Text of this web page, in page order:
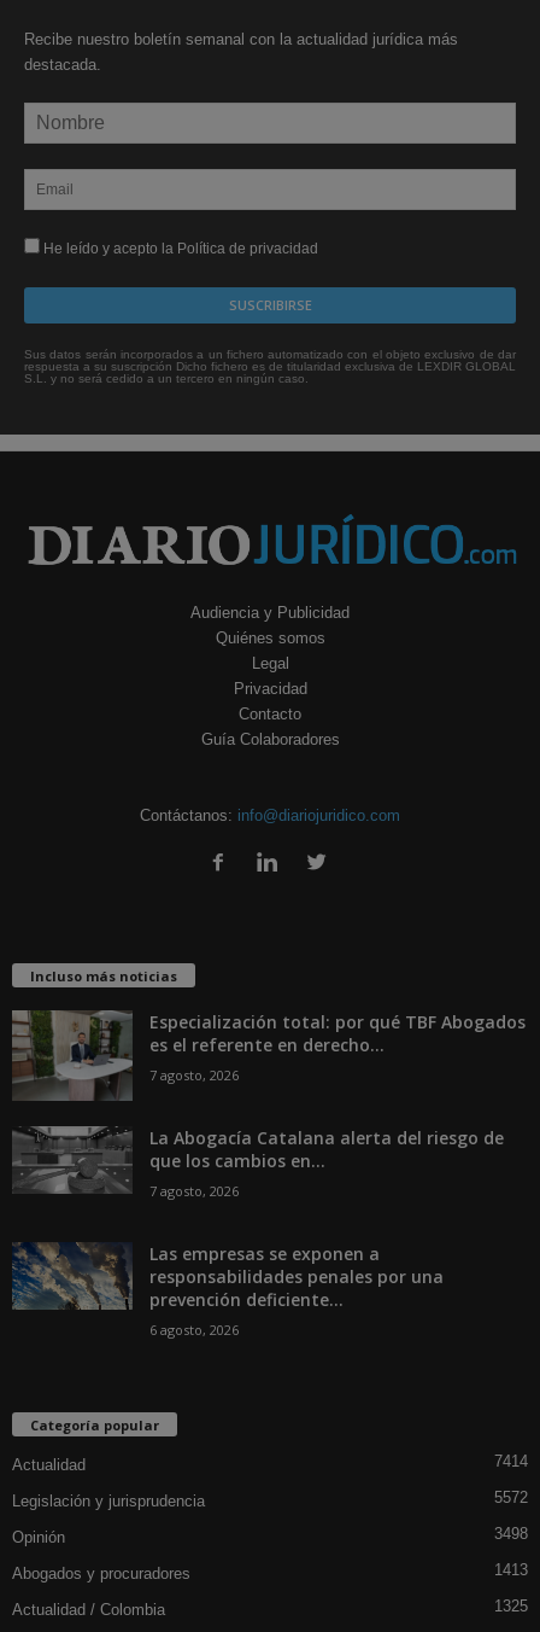
Recibe nuestro boletín semanal con la actualidad jurídica más
destacada.
He leído y acepto la Política de privacidad
Sus datos serán incorporados a un fichero automatizado con el objeto exclusivo de dar
respuesta a su suscripción Dicho fichero es de titularidad exclusiva de LEXDIR GLOBAL
S.L. y no será cedido a un tercero en ningún caso.
Audiencia y Publicidad
Quiénes somos
Legal
Privacidad
Contacto
Guía Colaboradores
Contáctanos: info@diariojuridico.com
Incluso más noticias
Especialización total: por qué TBF Abogados
es el referente en derecho...
7 agosto, 2026
La Abogacía Catalana alerta del riesgo de
que los cambios en...
7 agosto, 2026
Las empresas se exponen a
responsabilidades penales por una
prevención deficiente...
6 agosto, 2026
Categoría popular
Actualidad 7414
Legislación y jurisprudencia 5572
Opinión 3498
Abogados y procuradores 1413
Actualidad / Colombia 1325